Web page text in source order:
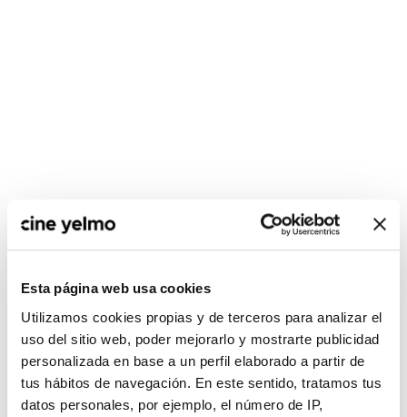
Esta página web usa cookies
Utilizamos cookies propias y de terceros para analizar el
uso del sitio web, poder mejorarlo y mostrarte publicidad
personalizada en base a un perfil elaborado a partir de
tus hábitos de navegación. En este sentido, tratamos tus
datos personales, por ejemplo, el número de IP,
CONSULTA MÁS HORARIOS
Madrid
Ideal
La Vaguada
Plaza Norte 2
Planetocio